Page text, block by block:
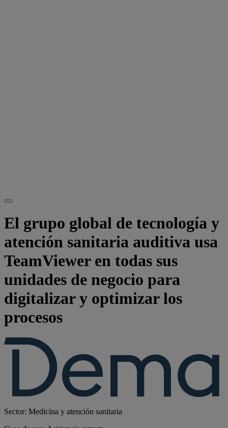
El grupo global de tecnología y
atención sanitaria auditiva usa
TeamViewer en todas sus
unidades de negocio para
digitalizar y optimizar los
procesos
Sector: Medicina y atención sanitaria